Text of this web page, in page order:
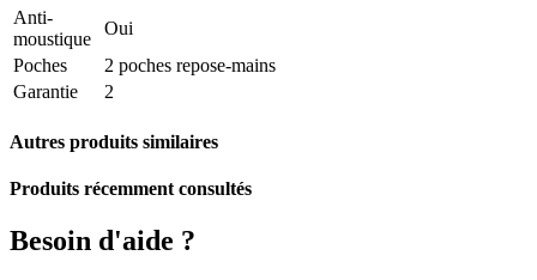
Anti-
moustique
Oui
Poches
2 poches repose-mains
Garantie
2
Autres produits similaires
Produits récemment consultés
Besoin d'aide ?